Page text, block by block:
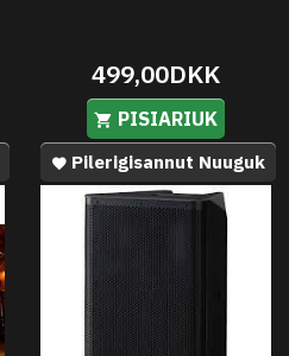
499,00DKK
PISIARIUK
Pilerigisannut Nuuguk